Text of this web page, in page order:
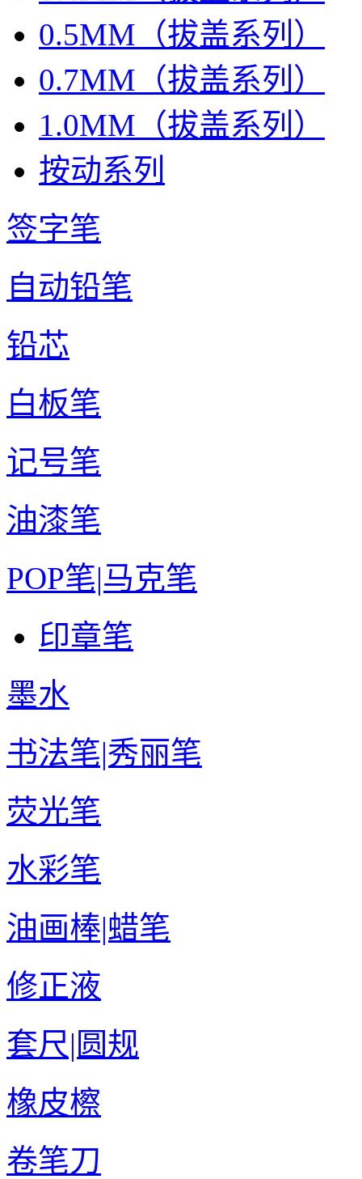
0.5MM（拔盖系列）
0.7MM（拔盖系列）
1.0MM（拔盖系列）
按动系列
签字笔
自动铅笔
铅芯
白板笔
记号笔
油漆笔
POP笔|马克笔
印章笔
墨水
书法笔|秀丽笔
荧光笔
水彩笔
油画棒|蜡笔
修正液
套尺|圆规
橡皮檫
卷笔刀